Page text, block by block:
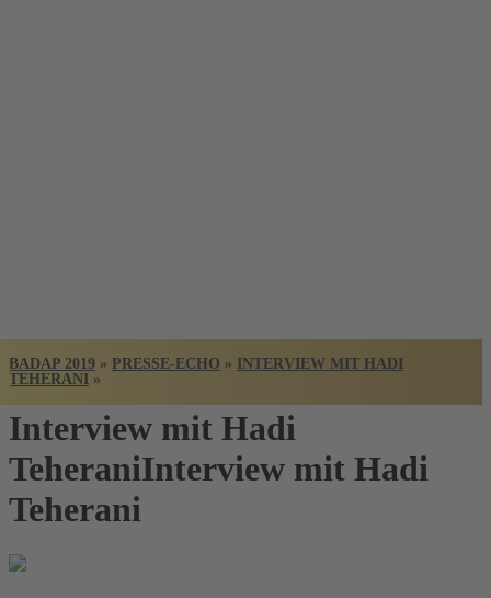
BADAP 2019 » PRESSE-ECHO » INTERVIEW MIT HADI
TEHERANI »
Interview mit Hadi
TeheraniInterview mit Hadi
Teherani